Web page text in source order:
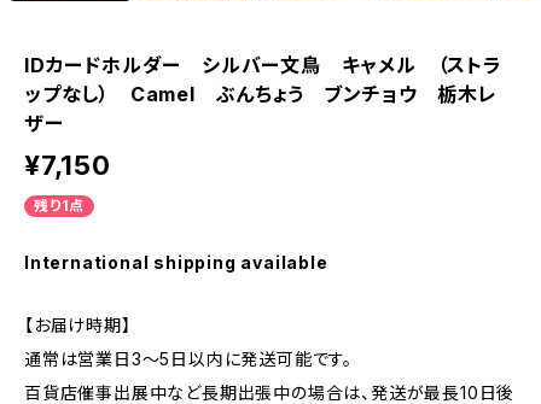
IDカードホルダー シルバー文鳥 キャメル （ストラ
ップなし） Camel ぶんちょう ブンチョウ 栃木レ
ザー
¥7,150
残り1点
International shipping available
【お届け時期】
通常は営業日3〜5日以内に発送可能です。
百貨店催事出展中など長期出張中の場合は、発送が最長10日後